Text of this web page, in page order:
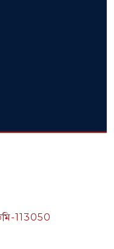
113050